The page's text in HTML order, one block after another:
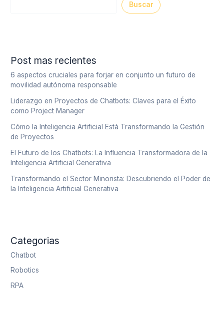
Buscar
Post mas recientes
6 aspectos cruciales para forjar en conjunto un futuro de
movilidad autónoma responsable
Liderazgo en Proyectos de Chatbots: Claves para el Éxito
como Project Manager
Cómo la Inteligencia Artificial Está Transformando la Gestión
de Proyectos
El Futuro de los Chatbots: La Influencia Transformadora de la
Inteligencia Artificial Generativa
Transformando el Sector Minorista: Descubriendo el Poder de
la Inteligencia Artificial Generativa
Categorias
Chatbot
Robotics
RPA